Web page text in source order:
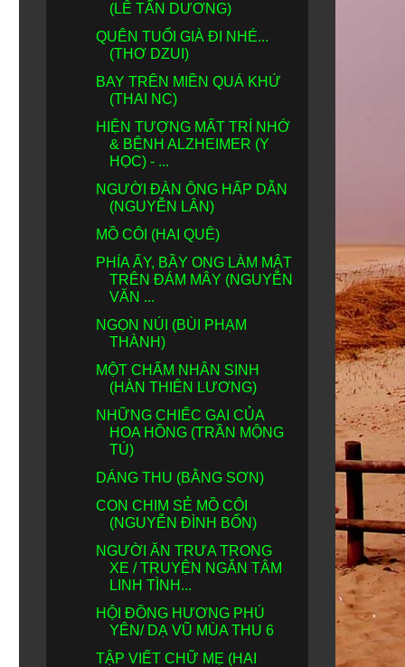
(LÊ TẤN DƯƠNG)
QUÊN TUỔI GIÀ ĐI NHÉ...
(THƠ DZUI)
BAY TRÊN MIỀN QUÁ KHỨ
(THAI NC)
HIỆN TƯỢNG MẤT TRÍ NHỚ
& BỆNH ALZHEIMER (Y
HỌC) - ...
NGƯỜI ĐÀN ÔNG HẤP DẪN
(NGUYỄN LÂN)
MỒ CÔI (HAI QUÊ)
PHÍA ẤY, BẦY ONG LÀM MẬT
TRÊN ĐÁM MÂY (NGUYỄN
VĂN ...
NGỌN NÚI (BÙI PHẠM
THÀNH)
MỘT CHẤM NHÂN SINH
(HÀN THIÊN LƯƠNG)
NHỮNG CHIẾC GAI CỦA
HOA HỒNG (TRẦN MỘNG
TÚ)
DÁNG THU (BẰNG SƠN)
CON CHIM SẺ MỒ CÔI
(NGUYỄN ĐÌNH BỔN)
NGƯỜI ĂN TRƯA TRONG
XE / TRUYỆN NGẮN TÂM
LINH TÌNH...
HỘI ĐỒNG HƯƠNG PHÚ
YÊN/ DẠ VŨ MÙA THU 6
TẬP VIẾT CHỮ MẸ (HAI